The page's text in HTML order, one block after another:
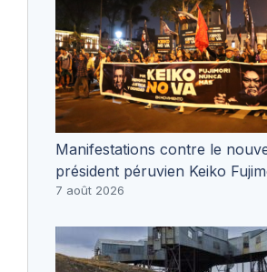
Manifestations contre le
président péruvien Keiko
7 août 2026